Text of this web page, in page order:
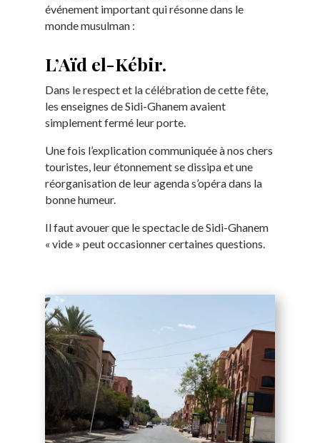
événement important qui résonne dans le
monde musulman :
L’Aïd el-Kébir.
Dans le respect et la célébration de cette fête,
les enseignes de Sidi-Ghanem avaient
simplement fermé leur porte.
Une fois l’explication communiquée à nos chers
touristes, leur étonnement se dissipa et une
réorganisation de leur agenda s’opéra dans la
bonne humeur.
Il faut avouer que le spectacle de Sidi-Ghanem
« vide » peut occasionner certaines questions.